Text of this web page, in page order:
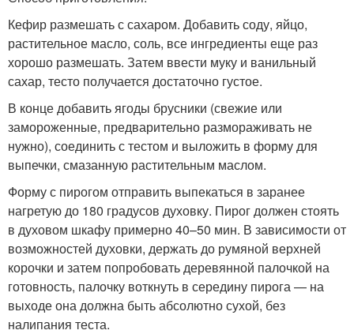
Кефир размешать с сахаром. Добавить соду, яйцо,
растительное масло, соль, все ингредиенты еще раз
хорошо размешать. Затем ввести муку и ванильный
сахар, тесто получается достаточно густое.
В конце добавить ягоды брусники (свежие или
замороженные, предварительно размораживать не
нужно), соединить с тестом и выложить в форму для
выпечки, смазанную растительным маслом.
Форму с пирогом отправить выпекаться в заранее
нагретую до 180 градусов духовку. Пирог должен стоять
в духовом шкафу примерно 40–50 мин. В зависимости от
возможностей духовки, держать до румяной верхней
корочки и затем попробовать деревянной палочкой на
готовность, палочку воткнуть в середину пирога — на
выходе она должна быть абсолютно сухой, без
налипания теста.